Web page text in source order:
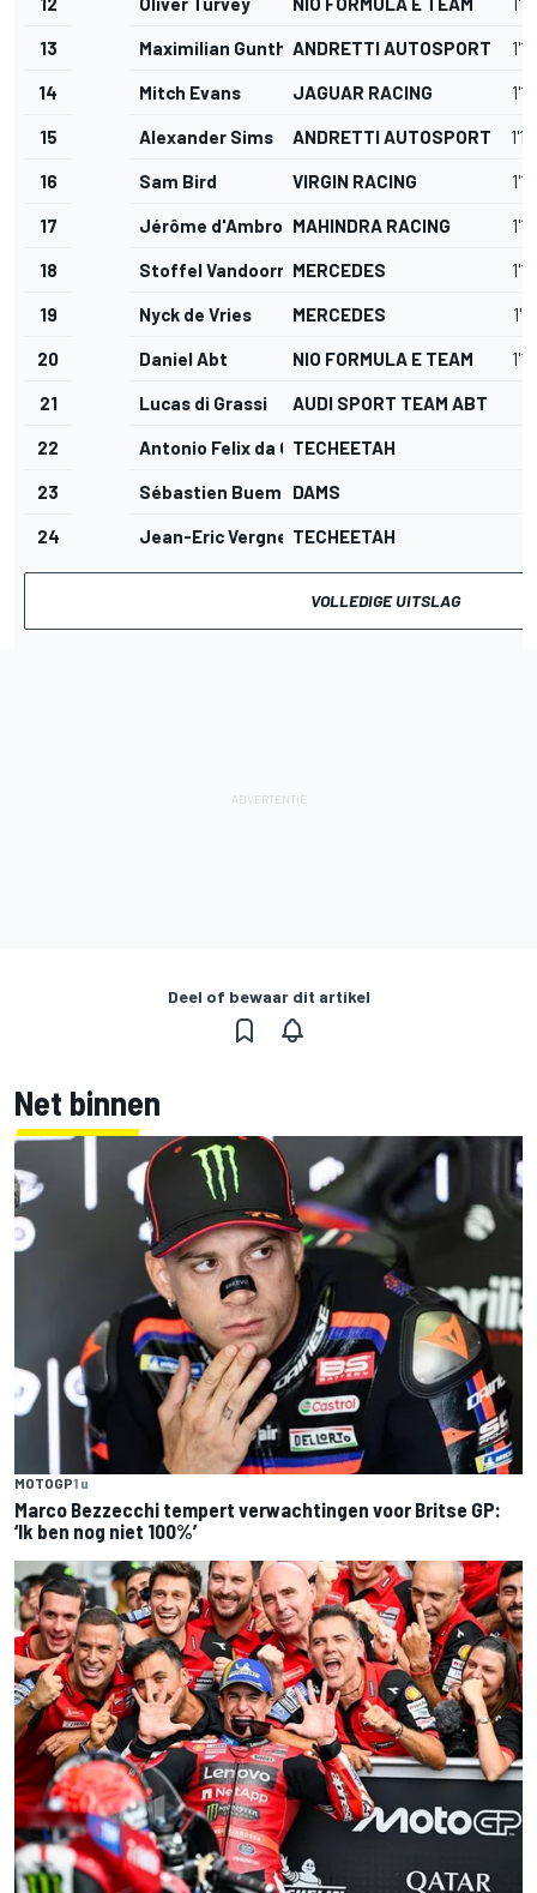
13 Maximilian GuntherANDRETTI AUTOSPORT
14 Mitch Evans JAGUAR RACING
15 Alexander Sims ANDRETTI AUTOSPORT
16 Sam Bird VIRGIN RACING
17 Jérôme d'AmbrosioMAHINDRA RACING
18 Stoffel VandoorneMERCEDES
19 Nyck de Vries MERCEDES
20 Daniel Abt NIO FORMULA E TEAM
21 Lucas di Grassi AUDI SPORT TEAM ABT
22 Antonio Felix da CostaTECHEETAH
23 Sébastien Buemi DAMS
24 Jean-Eric Vergne TECHEETAH
VOLLEDIGE UITSLAG
Deel of bewaar dit artikel
Net binnen
MOTOGP1 u
Marco Bezzecchi tempert verwachtingen voor Britse GP:
‘Ik ben nog niet 100%’